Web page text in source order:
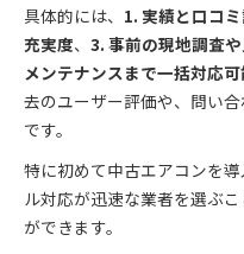
具体的には、 1. 実績と口コ
充実度、 3. 事前の現地調査
メンテナンスまで一括対応
去のユーザー評価や、問い
です。
特に初めて中古エアコンを
ル対応が迅速な業者を選ぶ
ができます。